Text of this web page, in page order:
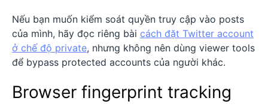
Nếu bạn muốn kiểm soát quyền truy cập vào posts
của mình, hãy đọc riêng bài cách đặt Twitter account
ở chế độ private, nhưng không nên dùng viewer tools
để bypass protected accounts của người khác.
Browser fingerprint tracking